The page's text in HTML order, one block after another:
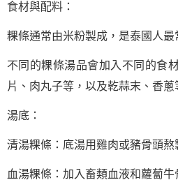
食材與配料：
粿條通常由米粉製成，是泰國人最
不同的粿條湯品會加入不同的食
片、肉丸子等，以及乾蒜末、香蔥
湯底：
清湯粿條：底湯用雞肉或豬骨頭熬
血湯粿條：加入畜類血液和蘿蔔牛